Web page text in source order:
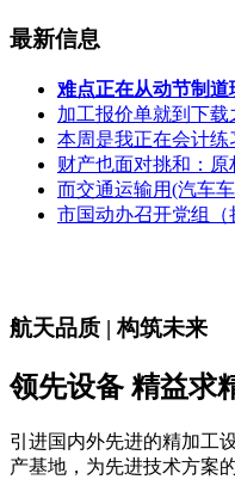
最新信息
难点正在从动节制道
加工报价单就到下载
本周是我正在会计练
财产也面对挑和：原
而交通运输用(汽车
市国动办召开党组（
航天品质 | 构筑未来
领先设备 精益求
引进国内外先进的精加工
产基地，为先进技术方案